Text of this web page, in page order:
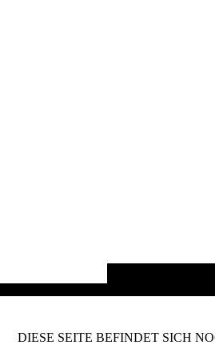
DIESE SEITE BEFINDET SICH